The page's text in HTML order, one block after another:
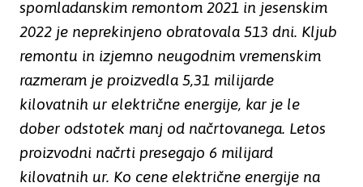
spomladanskim remontom 2021 in jesenskim
2022 je neprekinjeno obratovala 513 dni. Kljub
remontu in izjemno neugodnim vremenskim
razmeram je proizvedla 5,31 milijarde
kilovatnih ur električne energije, kar je le
dober odstotek manj od načrtovanega. Letos
proizvodni načrti presegajo 6 milijard
kilovatnih ur. Ko cene električne energije na